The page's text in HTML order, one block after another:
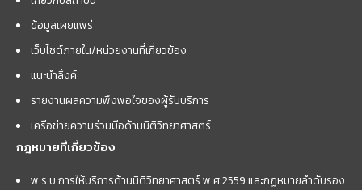
ข้อมูลเผยแพร่
เว็บไซต์ภายใน/หน่วยงานที่เกี่ยวข้อง
แนะนำลิ้งค์
รายงานผลความพึงพอใจของผู้รับบริการ
เครือข่ายความร่วมมือด้านนิติวิทยาศาสตร์
กฎหมายที่เกี่ยวข้อง
พ.ร.บ.การให้บริการด้านนิติวิทยาศาสตร์ พ.ศ.2559 และกฏหมายลำดับรอง